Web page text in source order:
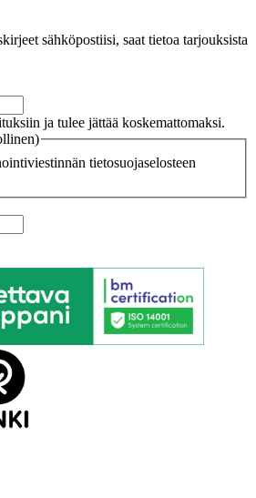
sähköpostiisi, saat tietoa tarjouksista
ja tulee jättää koskemattomaksi.
tietosuojaselosteen